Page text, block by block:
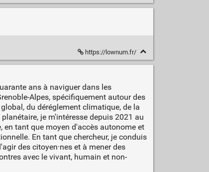
https://lownum.fr/
ans à naviguer dans les
Alpes, spécifiquement autour des
du déréglement climatique, de la
je m'intéresse depuis 2021 au
en tant que moyen d'accès autonome et
En tant que chercheur, je conduis
des citoyen·nes et à mener des
avec le vivant, humain et non-